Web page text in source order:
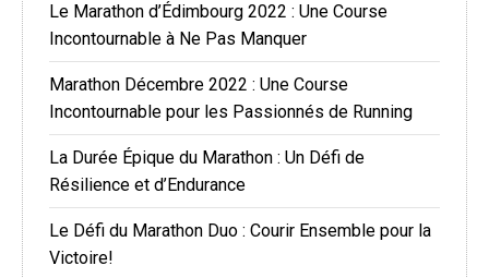
Le Marathon d’Édimbourg 2022 : Une Course
Incontournable à Ne Pas Manquer
Marathon Décembre 2022 : Une Course
Incontournable pour les Passionnés de Running
La Durée Épique du Marathon : Un Défi de
Résilience et d’Endurance
Le Défi du Marathon Duo : Courir Ensemble pour la
Victoire!